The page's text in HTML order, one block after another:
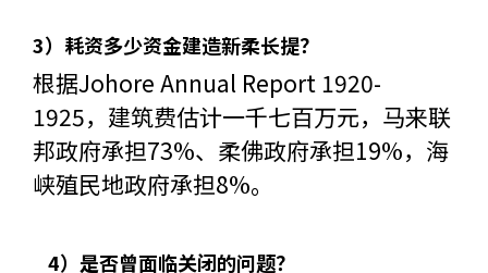
3）耗资多少资金建造新柔长提？
根据Johore Annual Report 1920-
1925，建筑费估计一千七百万元，马来联
邦政府承担73%、柔佛政府承担19%，海
峡殖民地政府承担8%。
4）是否曾面临关闭的问题？